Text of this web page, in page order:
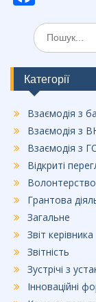
ac
e
b
o
o
k
Шукати:
Категорії
Взаємодія з
Взаємодія з
Взаємодія з
Відкриті
Волонтерство
Грантова
Загальне
Звіт керівника
Звітність
Зустрічі з
Інноваційні